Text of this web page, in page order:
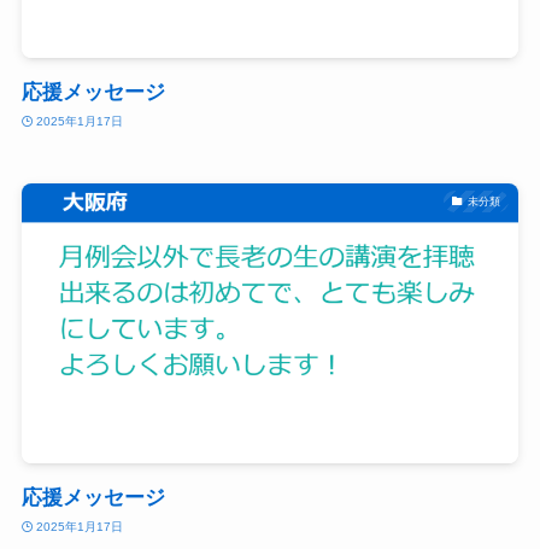
応援メッセージ
2025年1月17日
未分類
応援メッセージ
2025年1月17日